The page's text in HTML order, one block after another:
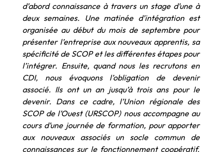
d’abord connaissance à travers un stage d’une à
deux semaines. Une matinée d’intégration est
organisée au début du mois de septembre pour
présenter l’entreprise aux nouveaux apprentis, sa
spécificité de SCOP et les différentes étapes pour
l’intégrer. Ensuite, quand nous les recrutons en
CDI, nous évoquons l’obligation de devenir
associé. Ils ont un an jusqu’à trois ans pour le
devenir. Dans ce cadre, l’Union régionale des
SCOP de l’Ouest (URSCOP) nous accompagne au
cours d’une journée de formation, pour apporter
aux nouveaux associés un socle commun de
connaissances sur le fonctionnement coopératif.